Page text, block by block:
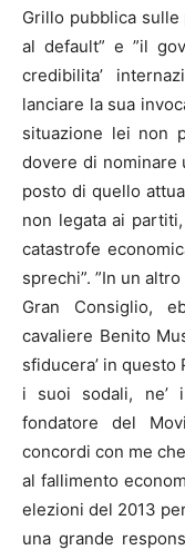
Grillo pubblica sulle
al default” e ”il
credibilita’
lanciare la sua
situazione lei non
dovere di nominare
posto di quello
non legata ai
catastrofe
sprechi”. ”In un
Gran Consiglio,
cavaliere Benito
sfiducera’ in questo
i suoi sodali, ne’
fondatore del
concordi con me
al fallimento
elezioni del 2013
una grande